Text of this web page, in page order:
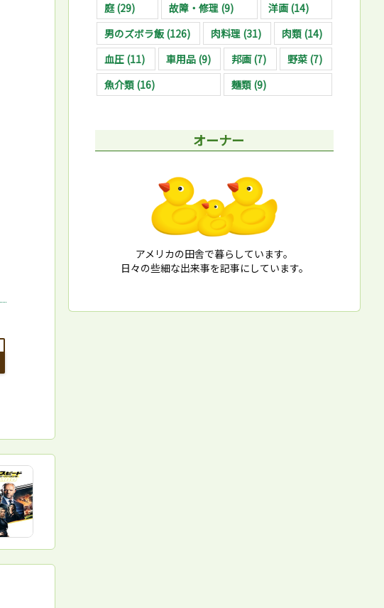
庭(29) 故障・修理 (9) 洋画(14)
男のズボラ飯 (126) 肉料理 (31) 肉類 (14)
血圧 (11) 車用品(9) 邦画(7) 野菜(7)
魚介類 (16) 麺類 (9)
オーナー
アメリカの田舎で暮らしています。
日々の些細な出来事を記事にしています。